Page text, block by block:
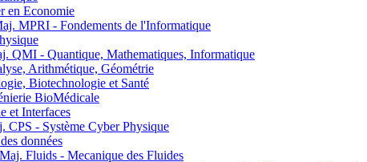
en Economie
MPRI - Fondements de l'Informatique
QMI - Quantique, Mathematiques, Informatique
Arithmétique, Géométrie
Biotechnologie et Santé
BioMédicale
et Interfaces
- Système Cyber Physique
données
Fluids - Mecanique des Fluides